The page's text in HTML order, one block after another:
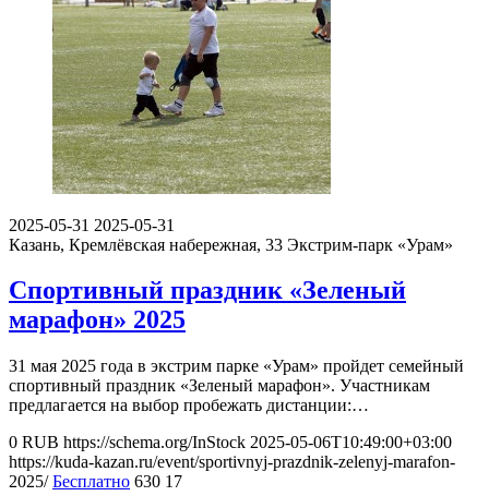
2025-05-31 2025-05-31
Казань, Кремлёвская набережная, 33 Экстрим-парк «Урам»
Спортивный праздник «Зеленый
марафон» 2025
31 мая 2025 года в экстрим парке «Урам» пройдет семейный
спортивный праздник «Зеленый марафон». Участникам
предлагается на выбор пробежать дистанции:…
0 RUB https://schema.org/InStock 2025-05-06T10:49:00+03:00
https://kuda-kazan.ru/event/sportivnyj-prazdnik-zelenyj-marafon-
2025/ Бесплатно 630 17